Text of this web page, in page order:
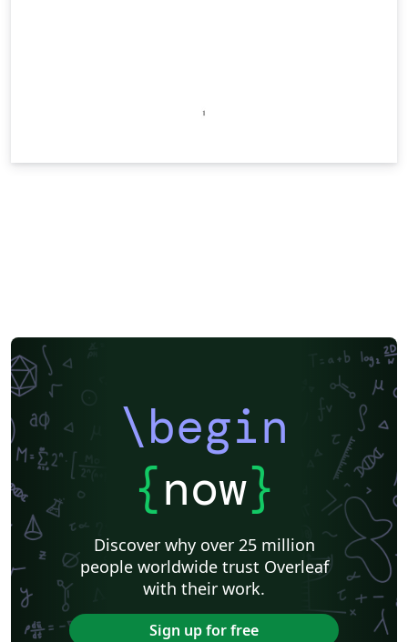
\begin
{now}
Discover why over 25 million
people worldwide trust Overleaf
with their work.
Sign up for free